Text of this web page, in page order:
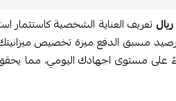
تعريف العناية الشخصية
مسبق الدفع ميزة تخصيص ميزانيتك
على مستوى اجهادك اليومي، مما